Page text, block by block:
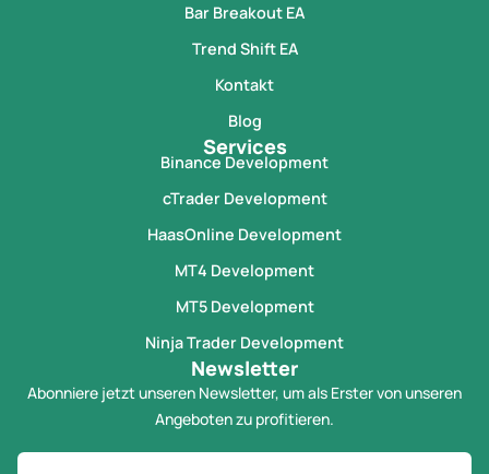
Bar Breakout EA
Trend Shift EA
Kontakt
Blog
Services
Binance Development
cTrader Development
HaasOnline Development
MT4 Development
MT5 Development
Ninja Trader Development
Newsletter
Abonniere jetzt unseren Newsletter, um als Erster von unseren
Angeboten zu profitieren.